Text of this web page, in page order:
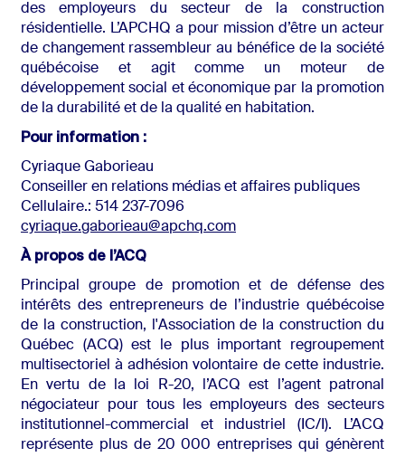
des employeurs du secteur de la construction
résidentielle. L’APCHQ a pour mission d’être un acteur
de changement rassembleur au bénéfice de la société
québécoise et agit comme un moteur de
développement social et économique par la promotion
de la durabilité et de la qualité en habitation.
Pour information :
Cyriaque Gaborieau
Conseiller en relations médias et affaires publiques
Cellulaire.: 514 237-7096
cyriaque.gaborieau@apchq.com
À propos de l’ACQ
Principal groupe de promotion et de défense des
intérêts des entrepreneurs de l’industrie québécoise
de la construction, l'Association de la construction du
Québec (ACQ) est le plus important regroupement
multisectoriel à adhésion volontaire de cette industrie.
En vertu de la loi R-20, l’ACQ est l’agent patronal
négociateur pour tous les employeurs des secteurs
institutionnel-commercial et industriel (IC/I). L’ACQ
représente plus de 20 000 entreprises qui génèrent